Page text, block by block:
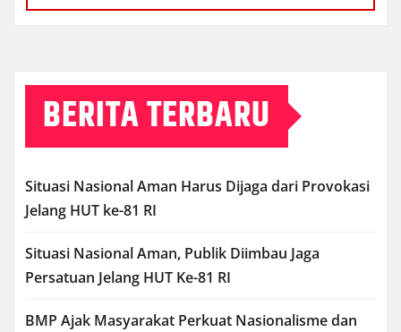
BERITA TERBARU
Situasi Nasional Aman Harus Dijaga dari Provokasi
Jelang HUT ke-81 RI
Situasi Nasional Aman, Publik Diimbau Jaga
Persatuan Jelang HUT Ke-81 RI
BMP Ajak Masyarakat Perkuat Nasionalisme dan